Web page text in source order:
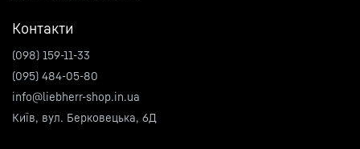
Контакти
(098) 159-11-33
(095) 484-05-80
info@liebherr-shop.in.ua
Київ, вул. Берковецька, 6Д